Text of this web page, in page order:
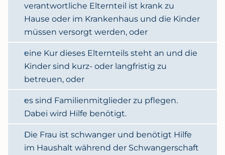
verantwortliche Elternteil ist krank zu
Hause oder im Krankenhaus und die Kinder
müssen versorgt werden, oder
eine Kur dieses Elternteils steht an und die
Kinder sind kurz- oder langfristig zu
betreuen, oder
es sind Familienmitglieder zu pflegen.
Dabei wird Hilfe benötigt.
Die Frau ist schwanger und benötigt Hilfe
im Haushalt während der Schwangerschaft